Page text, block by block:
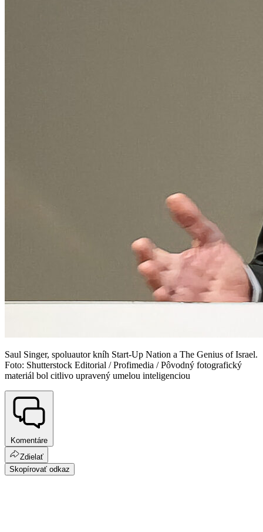
Saul Singer, spoluautor kníh Start-Up Nation a The Genius of Israel.
Foto: Shutterstock Editorial / Profimedia / Pôvodný fotografický
materiál bol citlivo upravený umelou inteligenciou
Komentáre
Zdielať
Skopírovať odkaz